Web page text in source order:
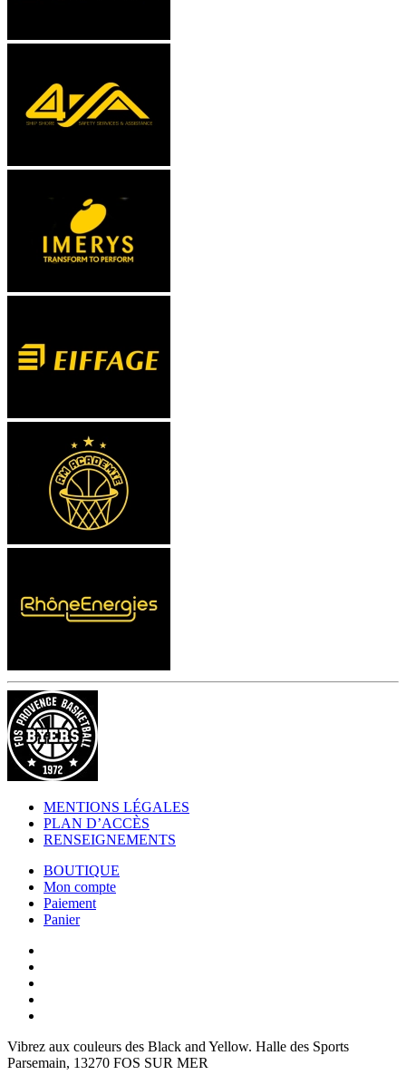
MENTIONS LÉGALES
PLAN D’ACCÈS
RENSEIGNEMENTS
BOUTIQUE
Mon compte
Paiement
Panier
Vibrez aux couleurs des Black and Yellow. Halle des Sports
Parsemain, 13270 FOS SUR MER